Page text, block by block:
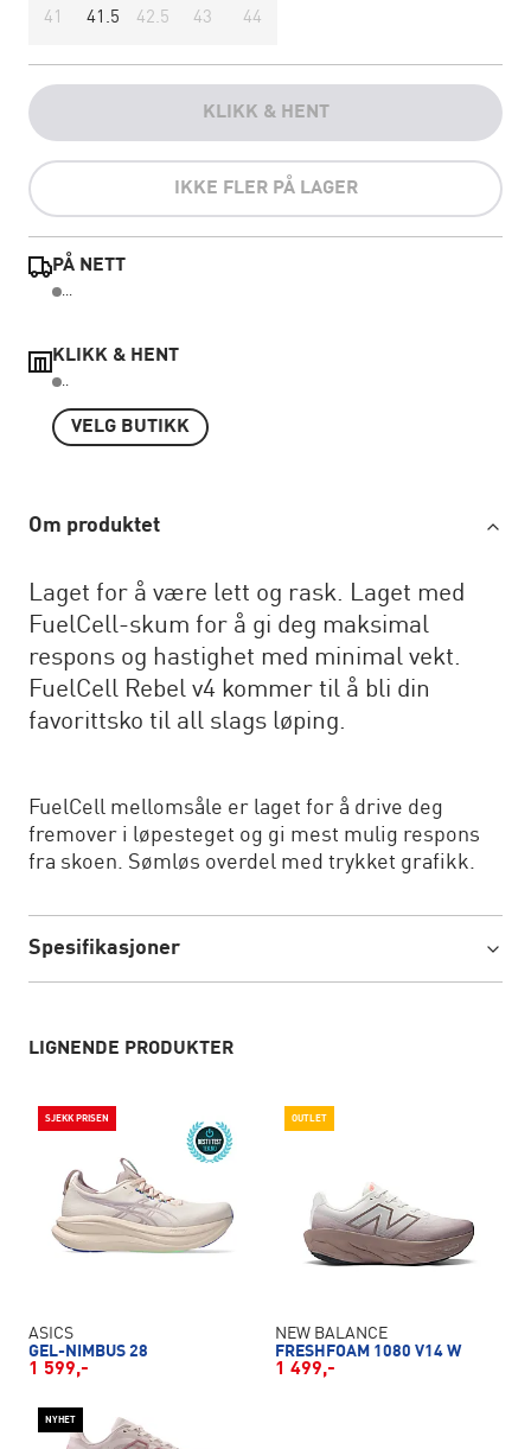
41 41.5 42.5 43 44
KLIKK & HENT
IKKE FLER PÅ LAGER
PÅ NETT
...
KLIKK & HENT
..
VELG BUTIKK
Om produktet
Laget for å være lett og rask. Laget med
FuelCell-skum for å gi deg maksimal
respons og hastighet med minimal vekt.
FuelCell Rebel v4 kommer til å bli din
favorittsko til all slags løping.
FuelCell mellomsåle er laget for å drive deg
fremover i løpesteget og gi mest mulig respons
fra skoen. Sømløs overdel med trykket grafikk.
Spesifikasjoner
LIGNENDE PRODUKTER
SJEKK PRISEN
ASICS
GEL-NIMBUS 28
1 599,-
OUTLET
NEW BALANCE
FRESHFOAM 1080 V14 W
1 499,-
NYHET